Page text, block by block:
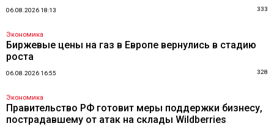
06.08.2026 18:13 333
Экономика
Биржевые цены на газ в Европе вернулись в стадию
роста
06.08.2026 16:55 328
Экономика
Правительство РФ готовит меры поддержки бизнесу,
пострадавшему от атак на склады Wildberries